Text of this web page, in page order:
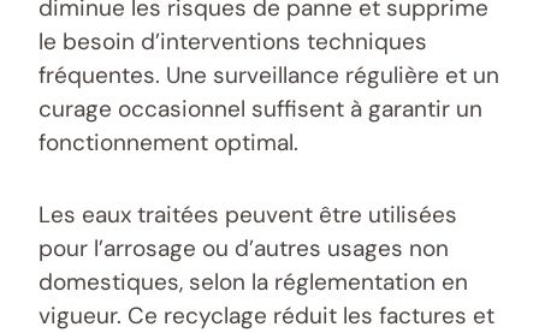
diminue les risques de panne et supprime
le besoin d’interventions techniques
fréquentes. Une surveillance régulière et un
curage occasionnel suffisent à garantir un
fonctionnement optimal.
Les eaux traitées peuvent être utilisées
pour l’arrosage ou d’autres usages non
domestiques, selon la réglementation en
vigueur. Ce recyclage réduit les factures et